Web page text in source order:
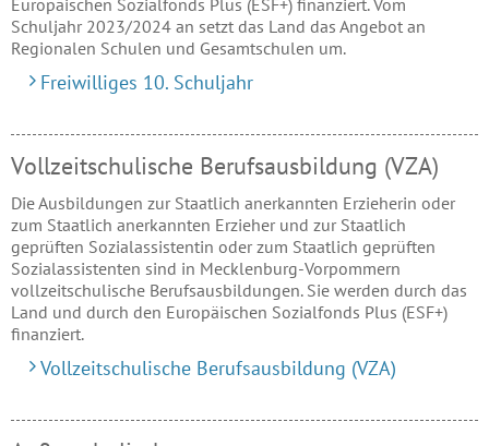
Schuljahr 2023/2024 an setzt das Land das Angebot an
Regionalen Schulen und Gesamtschulen um.
Freiwilliges 10. Schuljahr
Vollzeitschulische Berufsausbildung (VZA)
Die Ausbildungen zur Staatlich anerkannten Erzieherin oder
zum Staatlich anerkannten Erzieher und zur Staatlich
geprüften Sozialassistentin oder zum Staatlich geprüften
Sozialassistenten sind in Mecklenburg-Vorpommern
vollzeitschulische Berufsausbildungen. Sie werden durch das
Land und durch den Europäischen Sozialfonds Plus (ESF+)
finanziert.
Vollzeitschulische Berufsausbildung (VZA)